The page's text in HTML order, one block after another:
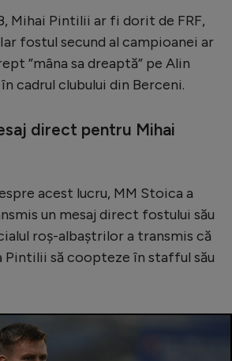
1
fotbalului
1
Mihai Pintilii ar fi dorit de FRF,
fostul secund al campioanei ar
”mâna sa dreaptă” pe Alin
cadrul clubului din Berceni.
direct pentru Mihai
acest lucru, MM Stoica a
un mesaj direct fostului său
roș-albaștrilor a transmis că
Pintilii să coopteze în stafful său